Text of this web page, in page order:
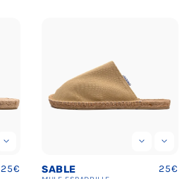
Prix
25€ BEIGE
Prix
25€